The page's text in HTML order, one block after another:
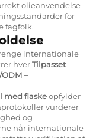
olieanvendelse
for
fagfolk.
internationale
hverTilpasset
–
med flaskeopfylder
vurderer
og
når internationale